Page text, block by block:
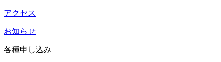
アクセス
お知らせ
各種申し込み